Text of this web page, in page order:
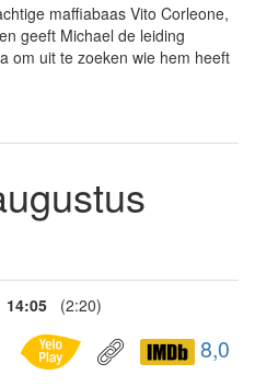
maffiabaas Vito Corleone,
geeft Michael de leiding
om uit te zoeken wie hem heeft
14:05 (2:20)
8,0